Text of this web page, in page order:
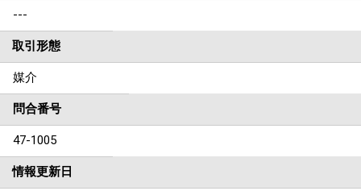
---
取引形態
媒介
問合番号
47-1005
情報更新日